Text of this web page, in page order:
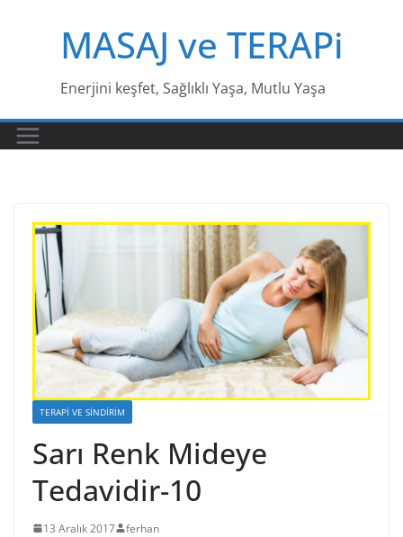
MASAJ ve TERAPi
Enerjini keşfet, Sağlıklı Yaşa, Mutlu Yaşa
TERAPI VE SINDIRIM
Sarı Renk Mideye
Tedavidir-10
13 Aralık 2017 ferhan